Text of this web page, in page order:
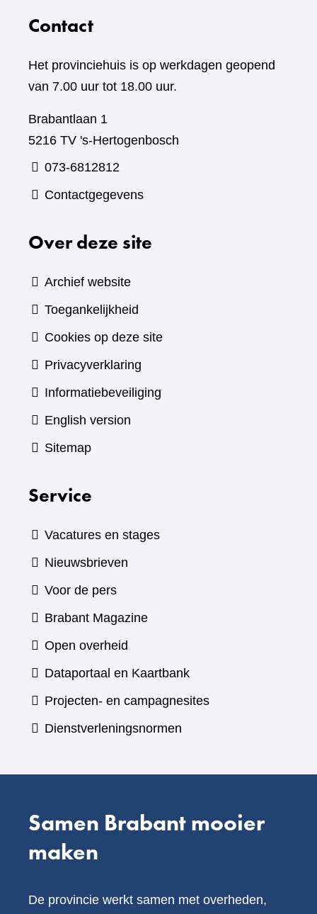
Contact
Het provinciehuis is op werkdagen geopend
van 7.00 uur tot 18.00 uur.
Brabantlaan 1
5216 TV 's-Hertogenbosch
073-6812812
Contactgegevens
Over deze site
Archief website
Toegankelijkheid
Cookies op deze site
Privacyverklaring
Informatiebeveiliging
English version
Sitemap
Service
Vacatures en stages
Nieuwsbrieven
Voor de pers
Brabant Magazine(verwijst
andere
website)
Open overheid
Dataportaal en Kaartbank(verwijst
naar
Projecten- en campagnesites
Dienstverleningsnormen
Samen Brabant mooier
maken
De provincie werkt samen met overheden,